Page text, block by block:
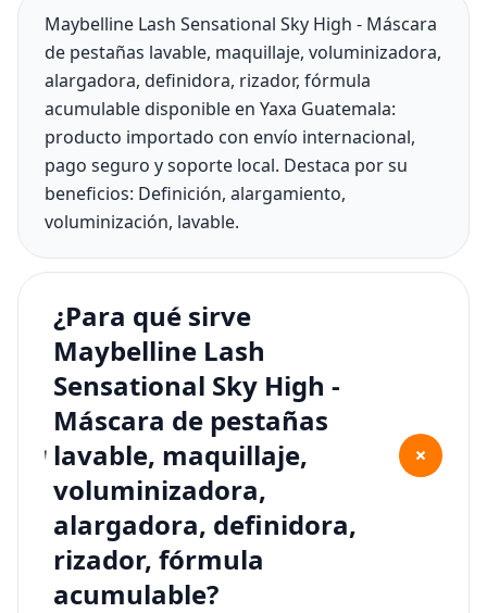
Maybelline Lash Sensational Sky High - Máscara
de pestañas lavable, maquillaje, voluminizadora,
alargadora, definidora, rizador, fórmula
acumulable disponible en Yaxa Guatemala:
producto importado con envío internacional,
pago seguro y soporte local. Destaca por su
beneficios: Definición, alargamiento,
voluminización, lavable.
¿Para qué sirve
Maybelline Lash
Sensational Sky High -
Máscara de pestañas
lavable, maquillaje,
voluminizadora,
alargadora, definidora,
rizador, fórmula
acumulable?
+